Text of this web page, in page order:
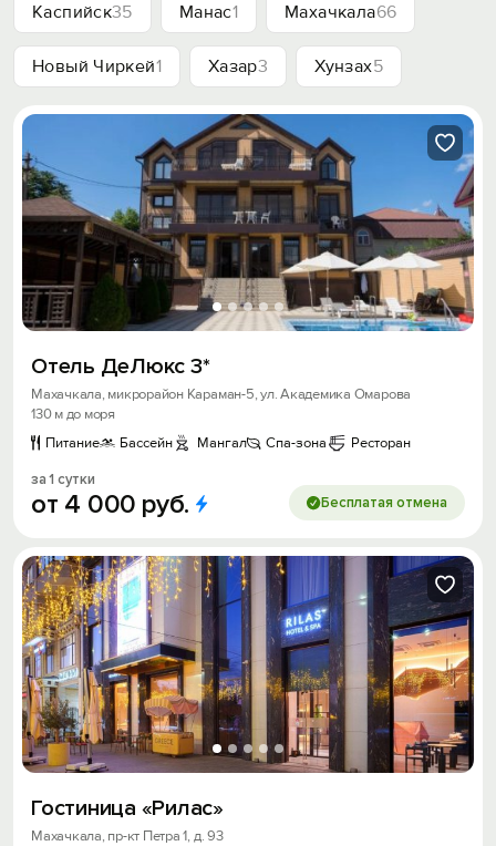
Каспийск35 Манас1 Махачкала66
Новый Чиркей1 Хазар3 Хунзах5
Отель ДеЛюкс 3*
Махачкала, микрорайон Караман-5, ул. Академика Омарова
130 м до моря
Питание
Бассейн Мангал Спа-зона Ресторан
за 1 сутки
от 4 000 руб. Бесплатая отмена
Гостиница «Рилас»
Махачкала, пр-кт Петра 1, д. 93